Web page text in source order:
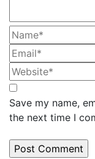
Save my name,
the next time I